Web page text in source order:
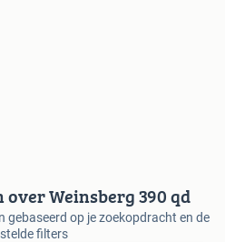
Weinsberg 390 qd
gebaseerd op je zoekopdracht en de
filters